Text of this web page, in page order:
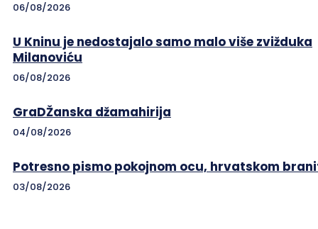
06/08/2026
U Kninu je nedostajalo samo malo više zvižduka
Milanoviću
06/08/2026
GraDŽanska džamahirija
04/08/2026
Potresno pismo pokojnom ocu, hrvatskom
03/08/2026